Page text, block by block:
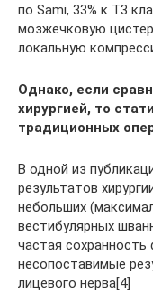
по Sami, 33% к Т3
мозжечковую
локальную
Однако, если
хирургией, то
традиционных
В одной из
результатов
небольших
вестибулярных
частая
несопоставимые
лицевого нерва[4]